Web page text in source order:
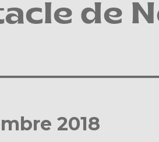
de
2018